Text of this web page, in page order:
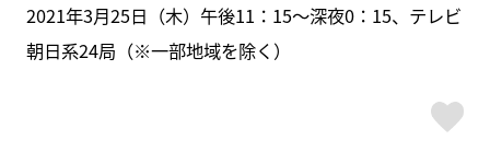
2021年3月25日（木）午後11：15～深夜0：15、テレビ
朝日系24局（※一部地域を除く）